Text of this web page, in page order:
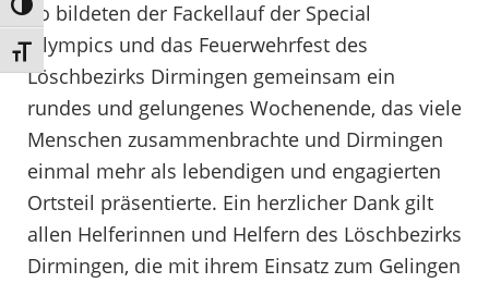
Umschalten auf hohe Kontraste
Schrift vergrößern
So bildeten der Fackellauf der Special
Olympics und das Feuerwehrfest des
Löschbezirks Dirmingen gemeinsam ein
rundes und gelungenes Wochenende, das viele
Menschen zusammenbrachte und Dirmingen
einmal mehr als lebendigen und engagierten
Ortsteil präsentierte. Ein herzlicher Dank gilt
allen Helferinnen und Helfern des Löschbezirks
Dirmingen, die mit ihrem Einsatz zum Gelingen